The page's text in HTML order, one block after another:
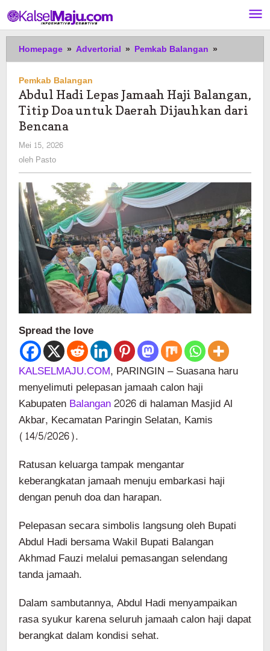
ke
konten
Homepage » Advertorial » Pemkab Balangan »
Hadi
Haji
Balangan,
Dijauhkan
Bencana
Pemkab Balangan
Abdul Hadi Lepas Jamaah Haji Balangan,
Titip Doa untuk Daerah Dijauhkan dari
Bencana
Mei 15, 2026
oleh Pasto
Spread the love
KALSELMAJU.COM, PARINGIN – Suasana haru
menyelimuti pelepasan jamaah calon haji
KabupatenBalangan2026 di halaman Masjid Al
Akbar, Kecamatan Paringin Selatan, Kamis
(14/5/2026).
Ratusan keluarga tampak mengantar
keberangkatan jamaah menuju embarkasi haji
dengan penuh doa dan harapan.
Pelepasan secara simbolis langsung oleh Bupati
Abdul Hadi bersama Wakil Bupati Balangan
Akhmad Fauzi melalui pemasangan selendang
tanda jamaah.
Dalam sambutannya, Abdul Hadi menyampaikan
rasa syukur karena seluruh jamaah calon haji dapat
berangkat dalam kondisi sehat.